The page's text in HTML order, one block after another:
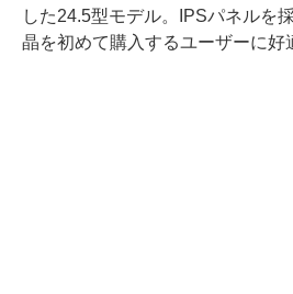
した24.5型モデル。IPSパネルを
晶を初めて購入するユーザーに好